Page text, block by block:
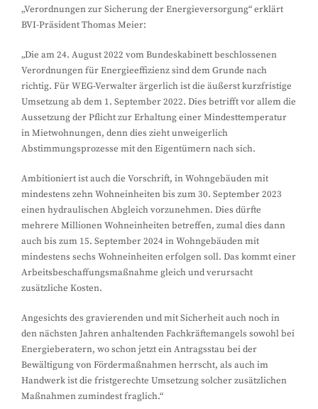
„Verordnungen zur Sicherung der Energieversorgung“ erklärt
BVI-Präsident Thomas Meier:
„Die am 24. August 2022 vom Bundeskabinett beschlossenen
Verordnungen für Energieeffizienz sind dem Grunde nach
richtig. Für WEG-Verwalter ärgerlich ist die äußerst kurzfristige
Umsetzung ab dem 1. September 2022. Dies betrifft vor allem die
Aussetzung der Pflicht zur Erhaltung einer Mindesttemperatur
in Mietwohnungen, denn dies zieht unweigerlich
Abstimmungsprozesse mit den Eigentümern nach sich.
Ambitioniert ist auch die Vorschrift, in Wohngebäuden mit
mindestens zehn Wohneinheiten bis zum 30. September 2023
einen hydraulischen Abgleich vorzunehmen. Dies dürfte
mehrere Millionen Wohneinheiten betreffen, zumal dies dann
auch bis zum 15. September 2024 in Wohngebäuden mit
mindestens sechs Wohneinheiten erfolgen soll. Das kommt einer
Arbeitsbeschaffungsmaßnahme gleich und verursacht
zusätzliche Kosten.
Angesichts des gravierenden und mit Sicherheit auch noch in
den nächsten Jahren anhaltenden Fachkräftemangels sowohl bei
Energieberatern, wo schon jetzt ein Antragsstau bei der
Bewältigung von Fördermaßnahmen herrscht, als auch im
Handwerk ist die fristgerechte Umsetzung solcher zusätzlichen
Maßnahmen zumindest fraglich.“